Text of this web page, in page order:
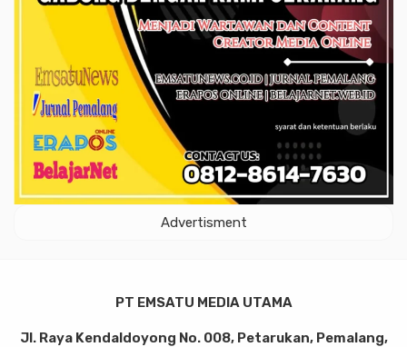
Advertisment
PT EMSATU MEDIA UTAMA
Jl. Raya Kendaldoyong No. 008, Petarukan, Pemalang,